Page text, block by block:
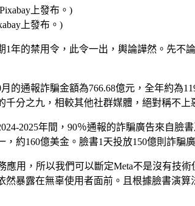
上發布。)
1年的禁用令，此令一出，輿論譁然。先不
的通報詐騙金額為766.68億元，全年約為
千分之九，相較其他社群媒體，絕對稱不上
2025年間，90％通報的詐騙廣告來自
約160億美金。臉書1天投放150億則詐騙
應用，所以我們可以斷定Meta不是沒有技
然暴露在無辜使用者面前。且根據臉書演